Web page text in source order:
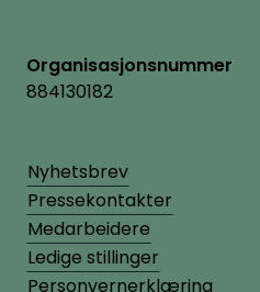
Organisasjonsnummer
884130182
Nyhetsbrev
Pressekontakter
Medarbeidere
Ledige stillinger
Personvernerklæring